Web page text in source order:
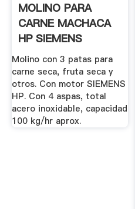
MOLINO PARA
CARNE MACHACA
HP SIEMENS
Ferreteria ...
Molino con 3 patas para
carne seca, fruta seca y
otros. Con motor SIEMENS
HP. Con 4 aspas, total
acero inoxidable, capacidad
100 kg/hr aprox.